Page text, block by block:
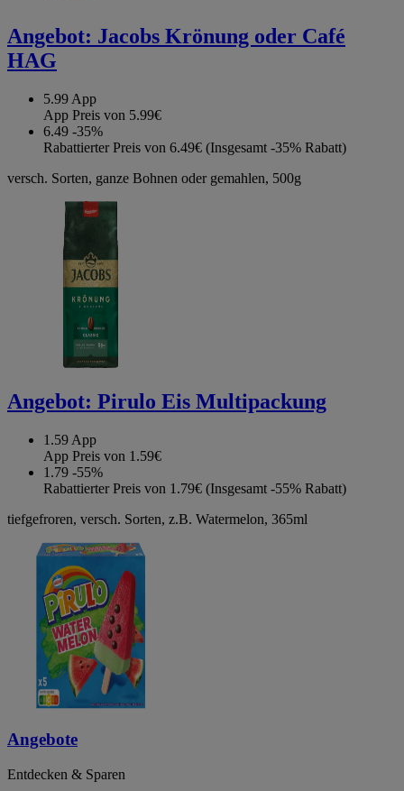
Angebot: Jacobs Krönung oder Café
HAG
5.99 App
App Preis von 5.99€
6.49 -35%
Rabattierter Preis von 6.49€ (Insgesamt -35% Rabatt)
versch. Sorten, ganze Bohnen oder gemahlen, 500g
Angebot: Pirulo Eis Multipackung
1.59 App
App Preis von 1.59€
1.79 -55%
Rabattierter Preis von 1.79€ (Insgesamt -55% Rabatt)
tiefgefroren, versch. Sorten, z.B. Watermelon, 365ml
Angebote
Entdecken & Sparen